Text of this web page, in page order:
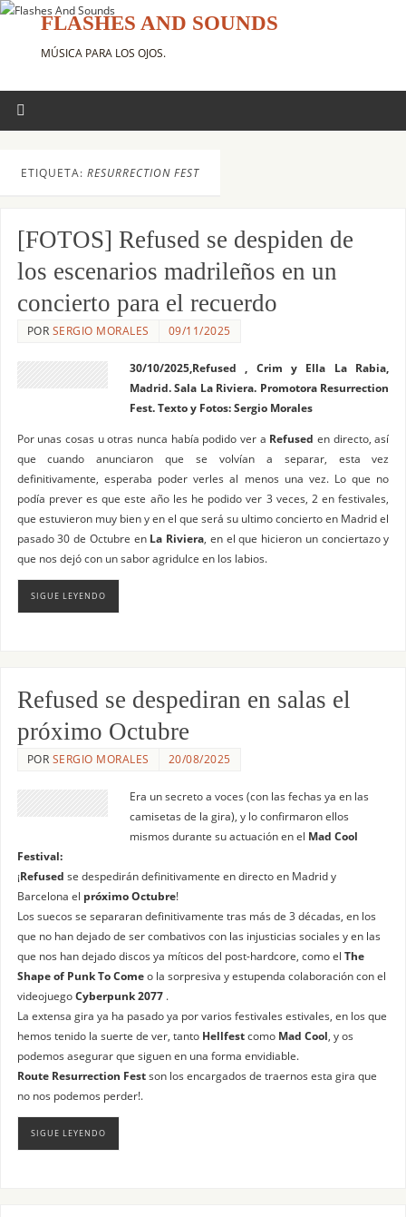
FLASHES AND SOUNDS
MÚSICA PARA LOS OJOS.
ETIQUETA: RESURRECTION FEST
[FOTOS] Refused se despiden de
los escenarios madrileños en un
concierto para el recuerdo
POR SERGIO MORALES 09/11/2025
30/10/2025,Refused , Crim y Ella La Rabia,
Madrid. Sala La Riviera. Promotora Resurrection
Fest. Texto y Fotos: Sergio Morales
Por unas cosas u otras nunca había podido ver a Refused en directo, así
que cuando anunciaron que se volvían a separar, esta vez
definitivamente, esperaba poder verles al menos una vez. Lo que no
podía prever es que este año les he podido ver 3 veces, 2 en festivales,
que estuvieron muy bien y en el que será su ultimo concierto en Madrid el
pasado 30 de Octubre enLa Riviera , en el que hicieron un conciertazo y
que nos dejó con un sabor agridulce en los labios.
SIGUE LEYENDO
Refused se despediran en salas el
próximo Octubre
POR SERGIO MORALES 20/08/2025
Era un secreto a voces (con las fechas ya en las
camisetas de la gira), y lo confirmaron ellos
mismos durante su actuación en el Mad Cool
Festival:
¡Refused se despedirán definitivamente en directo en Madrid y
Barcelona el próximo Octubre!
Los suecos se separaran definitivamente tras más de 3 décadas, en los
que no han dejado de ser combativos con las injusticias sociales y en las
que nos han dejado discos ya míticos del post-hardcore, como el The
Shape of Punk To Comeo la sorpresiva y estupenda colaboración con el
videojuegoCyberpunk 2077.
La extensa gira ya ha pasado ya por varios festivales estivales, en los que
hemos tenido la suerte de ver, tanto Hellfestcomo Mad Cool , y os
podemos asegurar que siguen en una forma envidiable.
Route Resurrection Festson los encargados de traernos esta gira que
no nos podemos perder!.
SIGUE LEYENDO